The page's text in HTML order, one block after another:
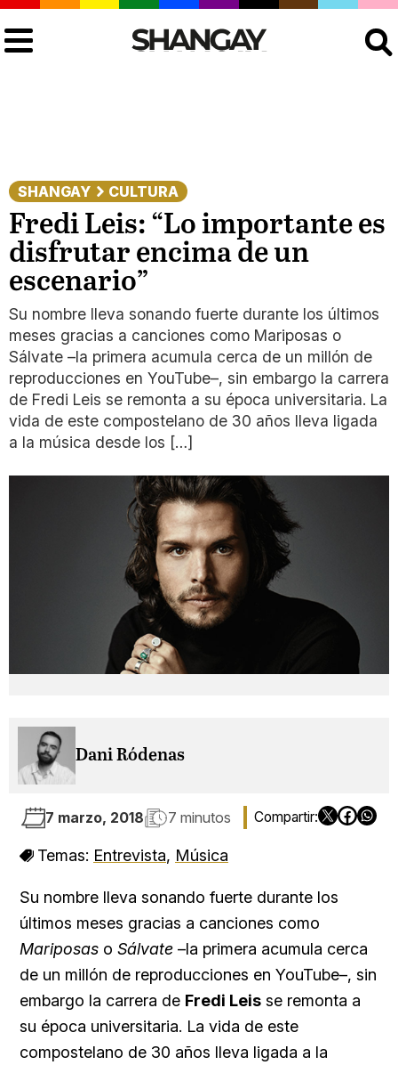
SHANGAY CULTURA
Fredi Leis: “Lo importante es
disfrutar encima de un
escenario”
Su nombre lleva sonando fuerte durante los últimos
meses gracias a canciones como Mariposas o
Sálvate –la primera acumula cerca de un millón de
reproducciones en YouTube–, sin embargo la carrera
de Fredi Leis se remonta a su época universitaria. La
vida de este compostelano de 30 años lleva ligada
a la música desde los […]
Dani Ródenas
7 marzo, 2018 7 minutos
Temas: Entrevista, Música
Su nombre lleva sonando fuerte durante los
últimos meses gracias a canciones como
Mariposas o Sálvate –la primera acumula cerca
de un millón de reproducciones en YouTube–, sin
embargo la carrera de Fredi Leis se remonta a
su época universitaria. La vida de este
compostelano de 30 años lleva ligada a la